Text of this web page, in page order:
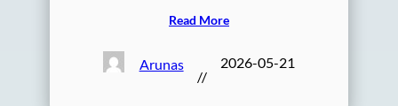
Read More
Arunas
//
2026-05-21